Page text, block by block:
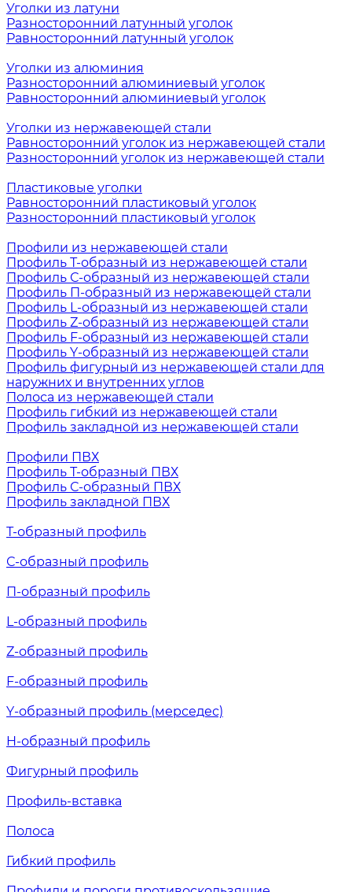
Уголки из латуни
Разносторонний латунный уголок
Равносторонний латунный уголок
Уголки из алюминия
Разносторонний алюминиевый уголок
Равносторонний алюминиевый уголок
Уголки из нержавеющей стали
Равносторонний уголок из нержавеющей стали
Разносторонний уголок из нержавеющей стали
Пластиковые уголки
Равносторонний пластиковый уголок
Разносторонний пластиковый уголок
Профили из нержавеющей стали
Профиль Т-образный из нержавеющей стали
Профиль С-образный из нержавеющей стали
Профиль П-образный из нержавеющей стали
Профиль L-образный из нержавеющей стали
Профиль Z-образный из нержавеющей стали
Профиль F-образный из нержавеющей стали
Профиль Y-образный из нержавеющей стали
Профиль фигурный из нержавеющей стали для
наружних и внутренних углов
Полоса из нержавеющей стали
Профиль гибкий из нержавеющей стали
Профиль закладной из нержавеющей стали
Профили ПВХ
Профиль Т-образный ПВХ
Профиль С-образный ПВХ
Профиль закладной ПВХ
Т-образный профиль
С-образный профиль
П-образный профиль
L-образный профиль
Z-образный профиль
F-образный профиль
Y-образный профиль (мерседес)
H-образный профиль
Фигурный профиль
Профиль-вставка
Полоса
Гибкий профиль